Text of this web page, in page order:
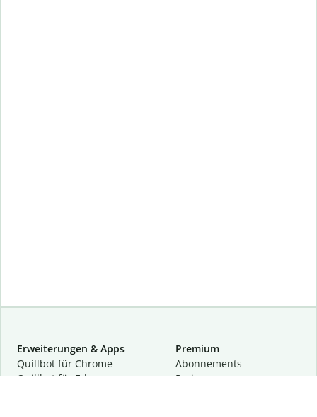
Erweiterungen & Apps
Quillbot für Chrome
Quillbot für Edge
Premium
Abon­ne­ments
Preise